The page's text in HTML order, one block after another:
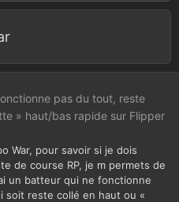
pas du tout, reste
» haut/bas rapide sur Flipper
War, pour savoir si je dois
de course RP, je m permets de
un batteur qui ne fonctionne
soit reste collé en haut ou «